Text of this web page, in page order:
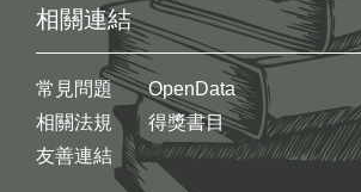
相關連結
常見問題
相關法規
友善連結
OpenData
得獎書目